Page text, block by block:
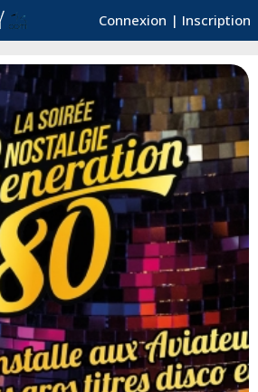
Connexion | Inscription